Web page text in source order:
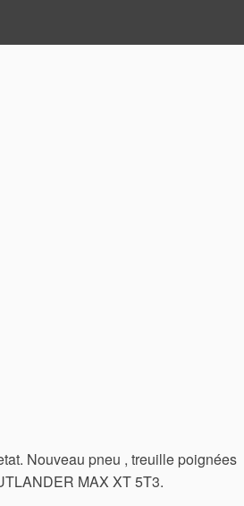
Nouveau pneu , treuille poignées
MAX XT 5T3.